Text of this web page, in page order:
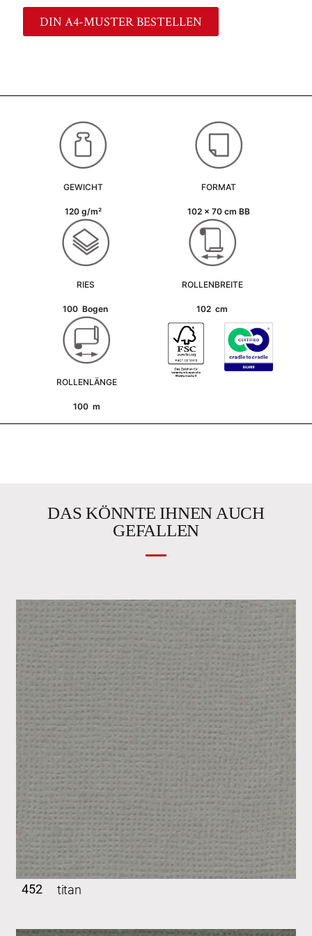
DIN A4-MUSTER BESTELLEN
GEWICHT
120 g/m²
FORMAT
102 x 70 cm BB
RIES
100 Bogen
ROLLENBREITE
102 cm
ROLLENLÄNGE
100 m
DAS KÖNNTE IHNEN AUCH
GEFALLEN
452 titan